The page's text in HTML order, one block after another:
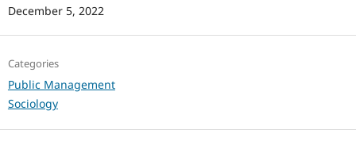
December 5, 2022
Categories
Public Management
Sociology